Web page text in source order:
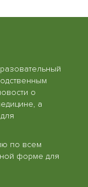
о
а
по всем
форме для